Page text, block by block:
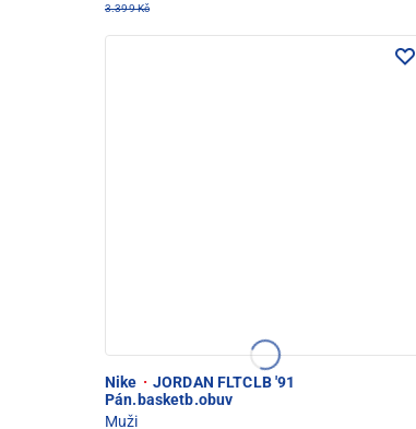
3.399 Kč
Nike · JORDAN FLTCLB '91
Pán.basketb.obuv
Muži